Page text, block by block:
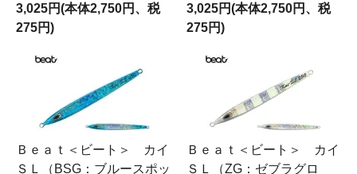
3,025円(本体2,750円、税
275円)
3,025円(本体2,750円、税
275円)
Ｂｅａｔ＜ビート＞ カイ
ＳＬ（BSG：ブルースポッ
Ｂｅａｔ＜ビート＞ カイ
ＳＬ（ZG：ゼブラグロ